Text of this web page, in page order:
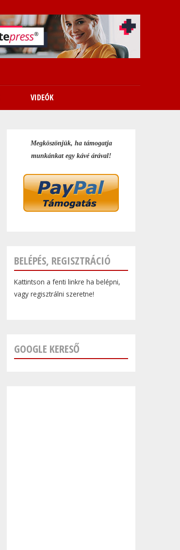
VIDEÓK
Megköszönjük, ha támogatja
munkánkat egy kávé árával!
BELÉPÉS, REGISZTRÁCIÓ
Kattintson a fenti linkre ha belépni,
vagy regisztrálni szeretne!
GOOGLE KERESŐ